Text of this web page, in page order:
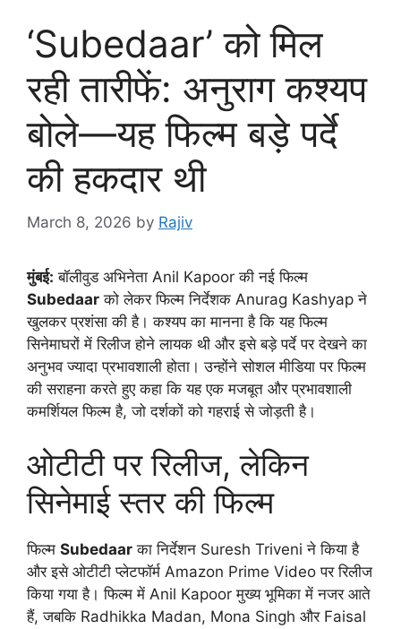
‘Subedaar’ को मिल
रही तारीफें: अनुराग कश्यप
बोले—यह फिल्म बड़े पर्दे
की हकदार थी
March 8, 2026 by Rajiv
मुंबई: बॉलीवुड अभिनेता Anil Kapoor की नई फिल्म
Subedaar को लेकर फिल्म निर्देशक Anurag Kashyap ने
खुलकर प्रशंसा की है। कश्यप का मानना है कि यह फिल्म
सिनेमाघरों में रिलीज होने लायक थी और इसे बड़े पर्दे पर देखने का
अनुभव ज्यादा प्रभावशाली होता। उन्होंने सोशल मीडिया पर फिल्म
की सराहना करते हुए कहा कि यह एक मजबूत और प्रभावशाली
कमर्शियल फिल्म है, जो दर्शकों को गहराई से जोड़ती है।
ओटीटी पर रिलीज, लेकिन
सिनेमाई स्तर की फिल्म
फिल्म Subedaar का निर्देशन Suresh Triveni ने किया है
और इसे ओटीटी प्लेटफॉर्म Amazon Prime Video पर रिलीज
किया गया है। फिल्म में Anil Kapoor मुख्य भूमिका में नजर आते
हैं, जबकि Radhikka Madan, Mona Singh और Faisal